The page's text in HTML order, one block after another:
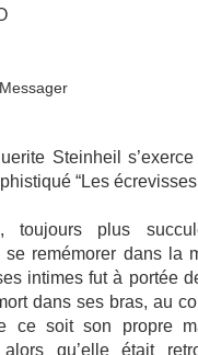
Steinheil
“Les
toujours plus
se remémorer dans la
intimes fut à portée
dans ses bras, au
ce soit son propre
qu’elle était